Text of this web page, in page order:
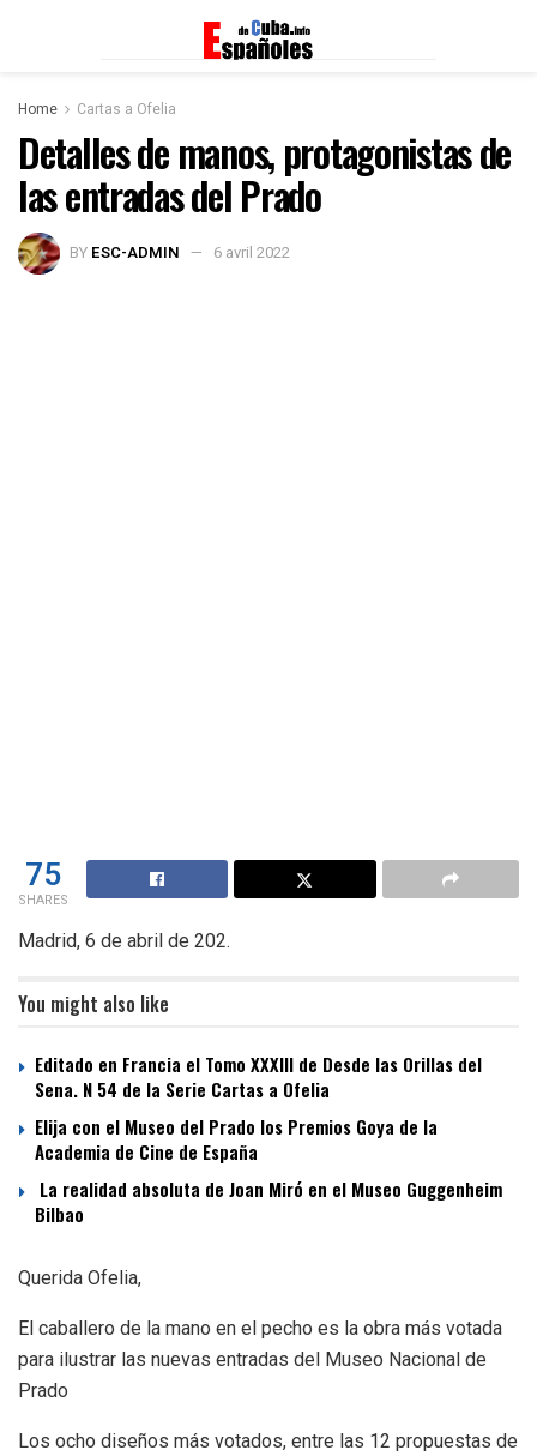
Home Cartas a Ofelia
Detalles de manos, protagonistas de
las entradas del Prado
BY ESC-ADMIN 6 avril 2022
75
SHARES
Madrid, 6 de abril de 202.
You might also like
Editado en Francia el Tomo XXXIII de Desde las Orillas del
Sena. N 54 de la Serie Cartas a Ofelia
Elija con el Museo del Prado los Premios Goya de la
Academia de Cine de España
La realidad absoluta de Joan Miró en el Museo Guggenheim
Bilbao
Querida Ofelia,
El caballero de la mano en el pecho es la obra más votada
para ilustrar las nuevas entradas del Museo Nacional de
Prado
Los ocho diseños más votados, entre las 12 propuestas de